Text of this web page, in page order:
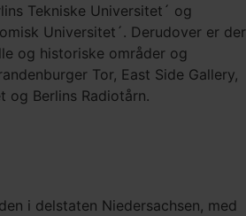
Tekniske Universitet´ og
Universitet´. Derudover er der
og historiske områder og
Tor, East Side Gallery,
og Berlins Radiotårn.
i delstaten Niedersachsen, med